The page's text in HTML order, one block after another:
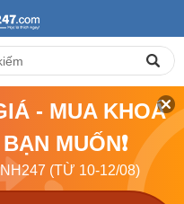
- MUA KHOÁ
MUỐN❗
(TỪ 10-12/08)